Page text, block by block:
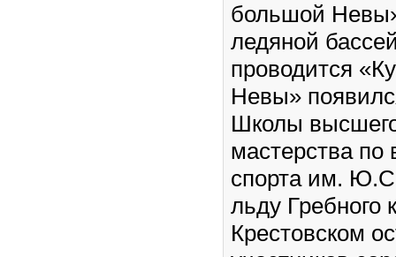
большой
ледяной
проводится
Невы»
Школы
мастерства
спорта им.
льду Гребного
Крестовском